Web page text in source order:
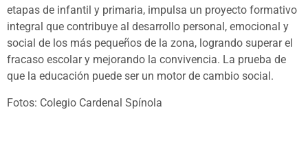
etapas de infantil y primaria, impulsa un proyecto formativo
integral que contribuye al desarrollo personal, emocional y
social de los más pequeños de la zona, logrando superar el
fracaso escolar y mejorando la convivencia. La prueba de
que la educación puede ser un motor de cambio social.
Fotos: Colegio Cardenal Spínola